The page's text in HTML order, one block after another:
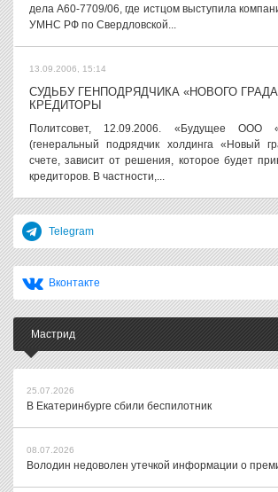
дела А60-7709/06, где истцом выступила
УМНС РФ по Свердловской...
13.09.2006, 15:14
СУДЬБУ ГЕНПОДРЯДЧИКА «НОВОГО
КРЕДИТОРЫ
Политсовет, 12.09.2006. «Будущее ООО
(генеральный подрядчик холдинга «Новый
счете, зависит от решения, которое будет
кредиторов. В частности,...
Telegram
Вконтакте
Мастрид
25.07.2026
В Екатеринбурге сбили беспилотник
08.07.2026
Володин недоволен утечкой информации о